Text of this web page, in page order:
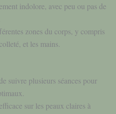
indolore, avec peu ou pas de
zones du corps, y compris
et les mains.
suivre plusieurs séances pour
sur les peaux claires à